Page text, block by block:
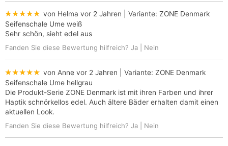
★★★★★ von Helma vor 2 Jahren | Variante: ZONE Denmark
Seifenschale Ume weiß
Sehr schön, sieht edel aus
Fanden Sie diese Bewertung hilfreich? Ja Nein
★★★★★ von Anne vor 2 Jahren | Variante: ZONE Denmark
Seifenschale Ume hellgrau
Die Produkt-Serie ZONE Denmark ist mit ihren Farben und ihrer
Haptik schnörkellos edel. Auch ältere Bäder erhalten damit einen
aktuellen Look.
Fanden Sie diese Bewertung hilfreich? Ja Nein